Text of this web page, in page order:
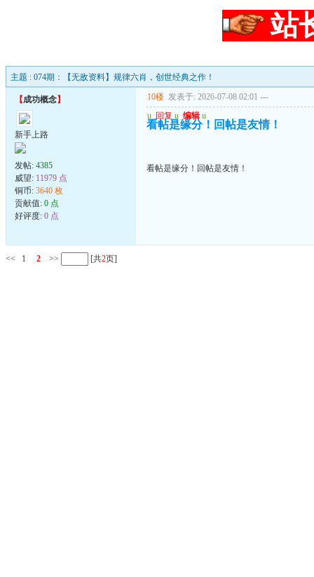
站
主题 : 074期：【无敌资料】规律六肖，创世经典之作！
【成功概念】
新手上路
发帖: 4385
威望: 11979 点
铜币: 3640 枚
贡献值: 0 点
好评度: 0 点
10楼 发表于: 2026-07-08 02:01 ---
u 回复 u 编辑 u
看帖是缘分！回帖是友情！
看帖是缘分！回帖是友情！
<< 1 2 >> [共2页]